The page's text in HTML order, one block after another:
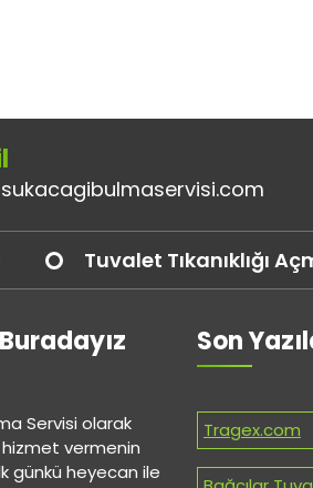
Tuvalet Tıkanıklığı
Servisi olarak
hizmet vermenin
günkü heyecan ile
Son
Tragex.com